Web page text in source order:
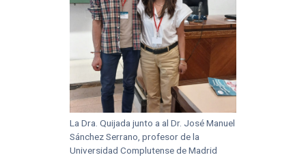
La Dra. Quijada junto a al Dr. José Manuel
Sánchez Serrano, profesor de la
Universidad Complutense de Madrid